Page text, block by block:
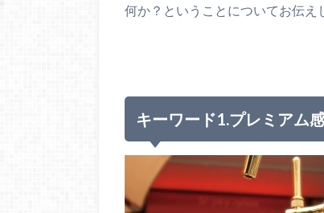
何か？ということについてお伝え
キーワード1.プレミアム